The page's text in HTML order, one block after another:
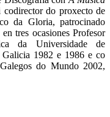
do proxecto de
da Gloria, patrocinado
tres ocasiones Profesor
da Universidade de
1982 e 1986 e co
do Mundo 2002,